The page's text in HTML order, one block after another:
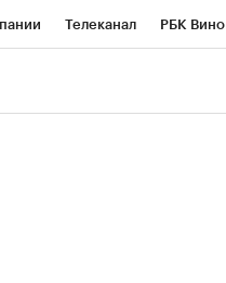
Телеканал РБК Вино